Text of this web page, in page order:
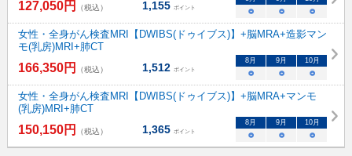
127,050円 （税込） 1,155 ポイント ○ ○ ○
女性・全身がん検査MRI【DWIBS(ドゥイブス)】+脳MRA+造影マン
モ(乳房)MRI+肺CT
166,350円 （税込） 1,512 ポイント
8月 9月 10月
○ ○ ○
女性・全身がん検査MRI【DWIBS(ドゥイブス)】+脳MRA+マンモ
(乳房)MRI+肺CT
150,150円 （税込） 1,365 ポイント
8月 9月 10月
○ ○ ○